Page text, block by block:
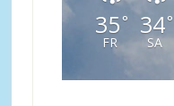
35°
FR
34°
SA